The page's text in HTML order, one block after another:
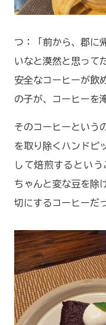
つ：「前から、郡に
いなと漠然と思って
安全なコーヒーが飲
の子が、コーヒーを
そのコーヒーという
を取り除くハンドピ
して焙煎するとい
ちゃんと変な豆を除
切にするコーヒーだ